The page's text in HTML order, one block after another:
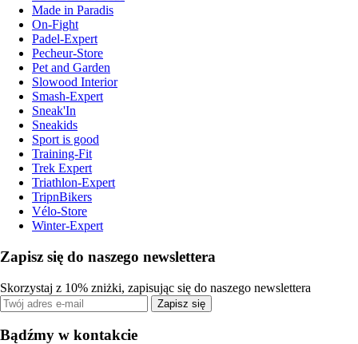
Made in Paradis
On-Fight
Padel-Expert
Pecheur-Store
Pet and Garden
Slowood Interior
Smash-Expert
Sneak'In
Sneakids
Sport is good
Training-Fit
Trek Expert
Triathlon-Expert
TripnBikers
Vélo-Store
Winter-Expert
Zapisz się do naszego newslettera
Skorzystaj z 10% zniżki, zapisując się do naszego newslettera
Zapisz się
Bądźmy w kontakcie